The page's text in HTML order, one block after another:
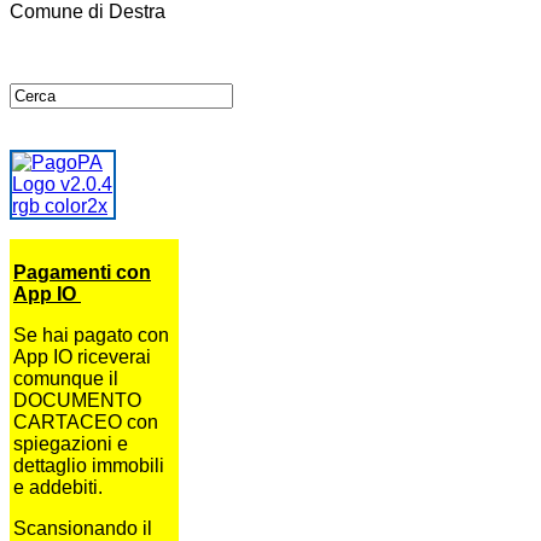
Comune di Destra
Pagamenti con
App IO
Se hai pagato con
App IO riceverai
comunque il
DOCUMENTO
CARTACEO con
spiegazioni e
dettaglio immobili
e addebiti.
Scansionando il